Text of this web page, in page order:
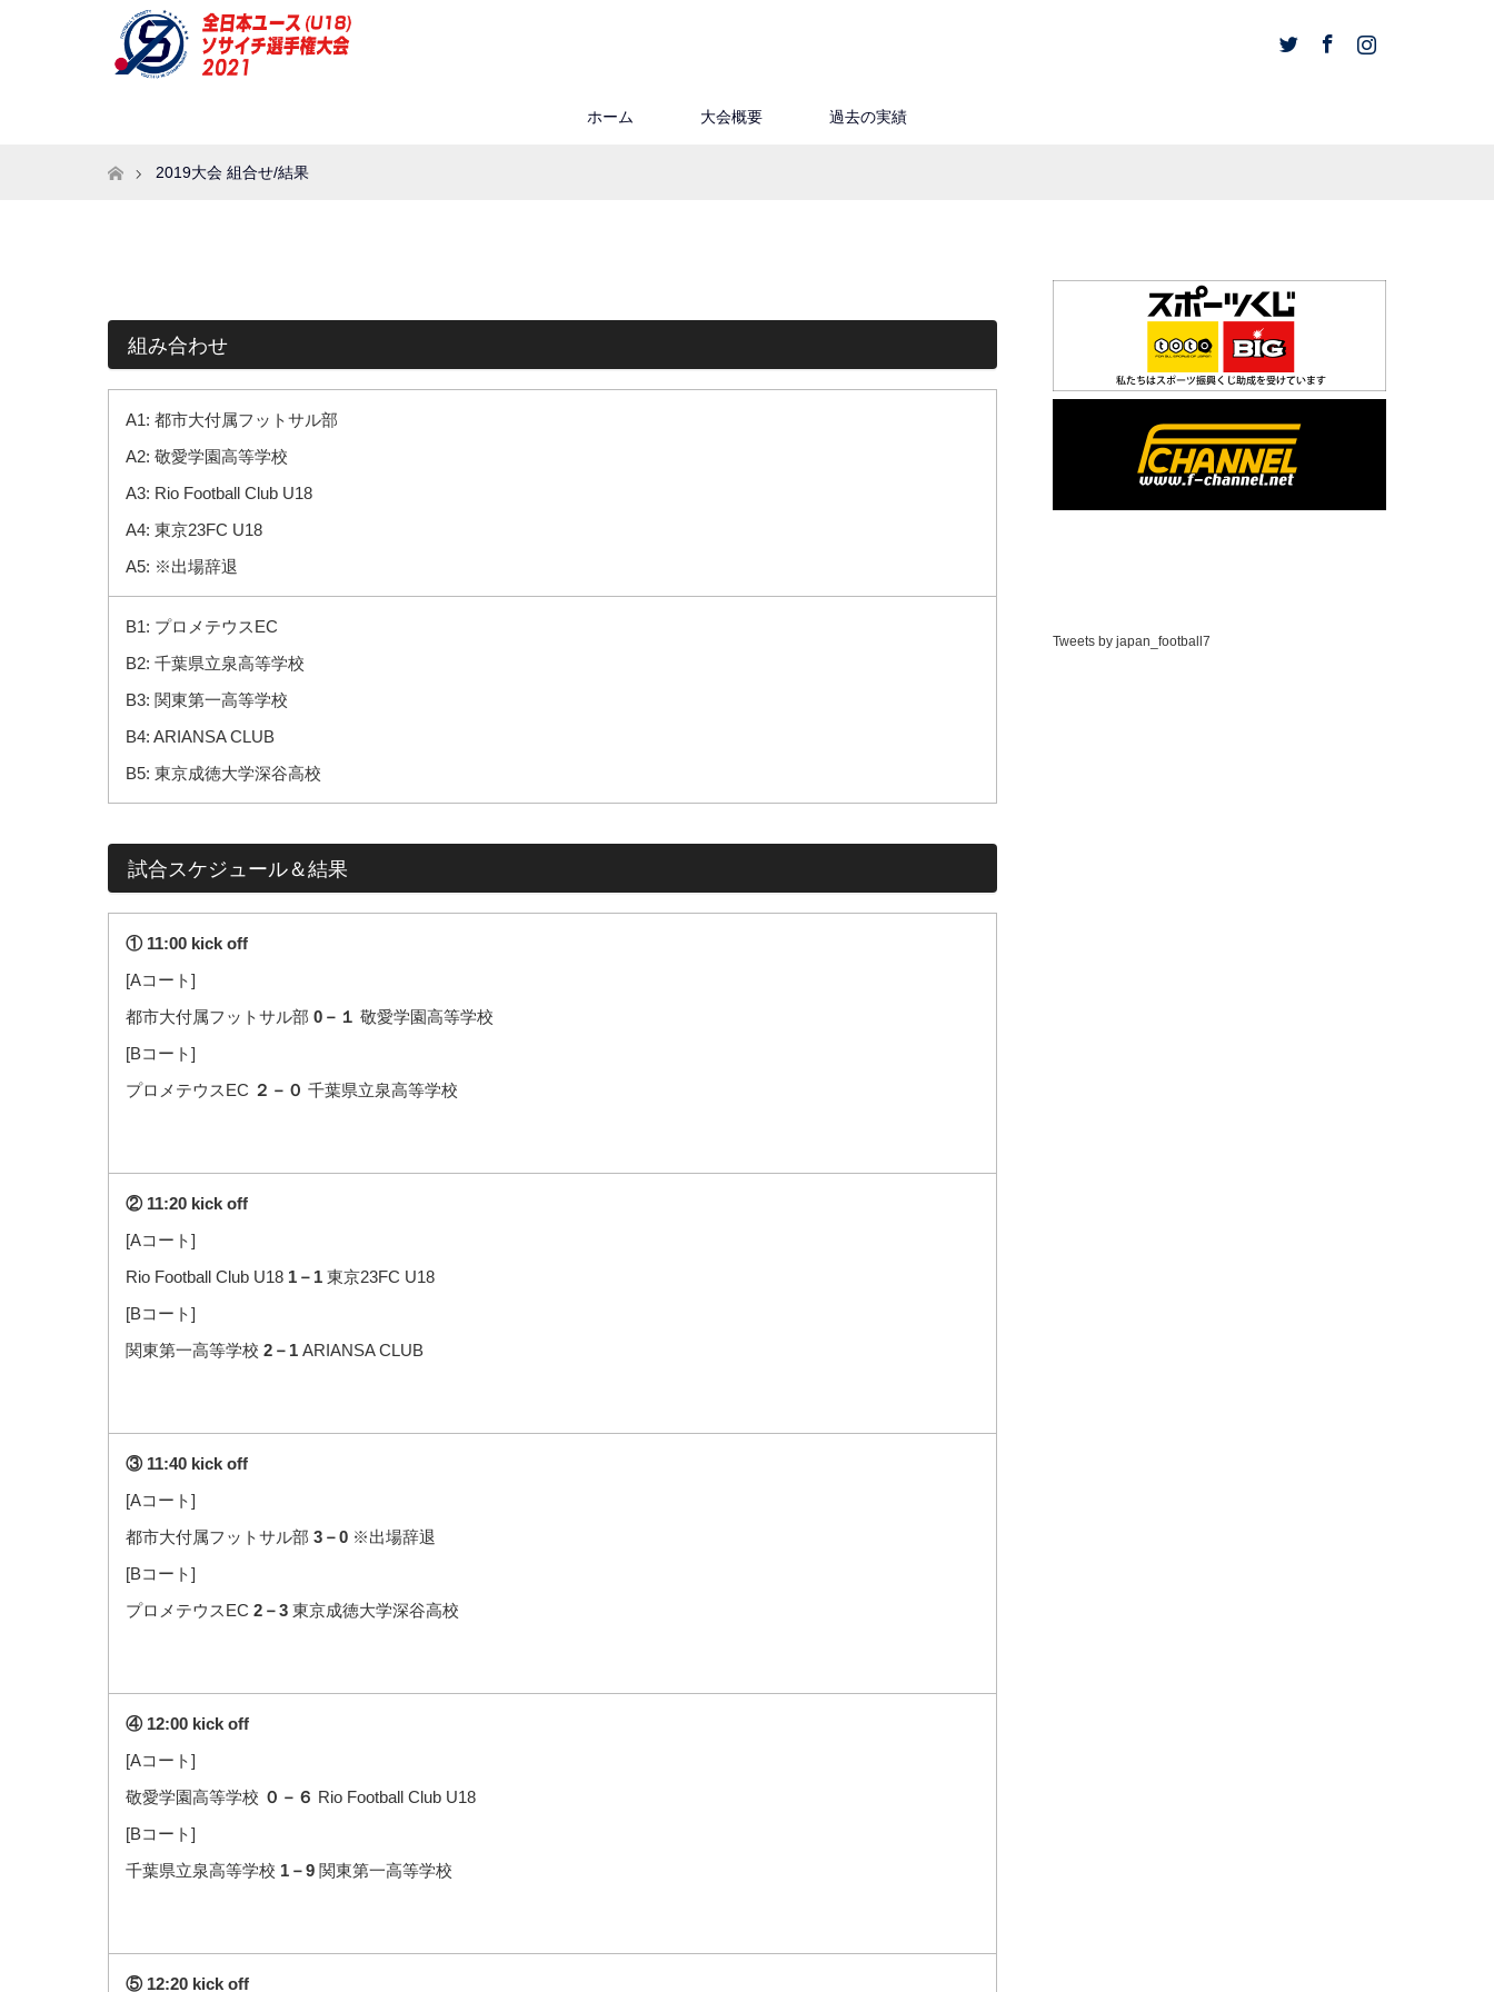
ホーム 大会概要 過去の実績
ホーム2019大会 組合せ/結果
組み合わせ
A1: 都市大付属フットサル部
A2: 敬愛学園高等学校
A3: Rio Football Club U18
A4: 東京23FC U18
A5: ※出場辞退
B1: プロメテウスEC
B2: 千葉県立泉高等学校
B3: 関東第一高等学校
B4: ARIANSA CLUB
B5: 東京成徳大学深谷高校
試合スケジュール＆結果
① 11:00 kick off
[Aコート]
都市大付属フットサル部 0－１ 敬愛学園高等学校
[Bコート]
プロメテウスEC ２－０ 千葉県立泉高等学校
② 11:20 kick off
[Aコート]
Rio Football Club U18 1－1 東京23FC U18
[Bコート]
関東第一高等学校 2－1 ARIANSA CLUB
③ 11:40 kick off
[Aコート]
都市大付属フットサル部 3－0 ※出場辞退
[Bコート]
プロメテウスEC 2－3 東京成徳大学深谷高校
④ 12:00 kick off
[Aコート]
敬愛学園高等学校 ０－６ Rio Football Club U18
[Bコート]
千葉県立泉高等学校 1－9 関東第一高等学校
⑤ 12:20 kick off
Tweets by japan_football7